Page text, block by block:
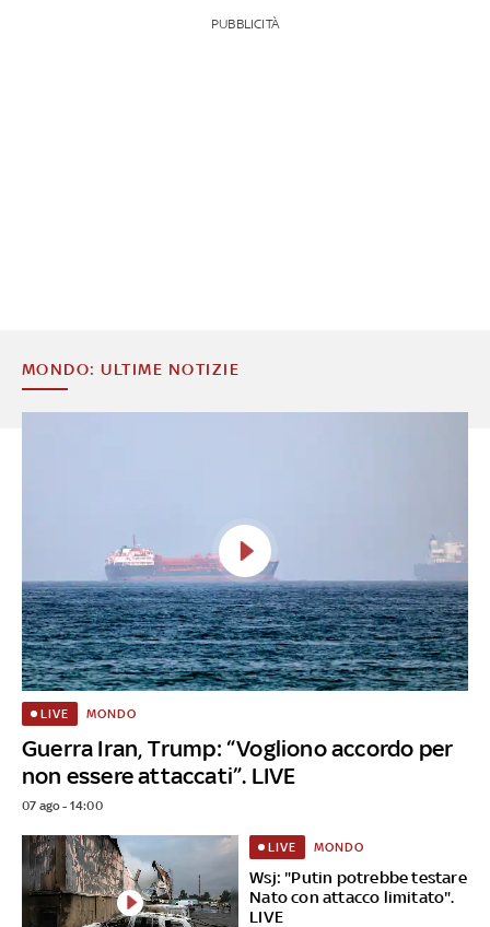
PUBBLICITÀ
MONDO: ULTIME NOTIZIE
Guerra Iran, Trump: “Vogliono accordo per
non essere attaccati”. LIVE
LIVE MONDO
07 ago - 14:00
Wsj: "Putin potrebbe testare
Nato con attacco limitato".
LIVE
LIVE MONDO